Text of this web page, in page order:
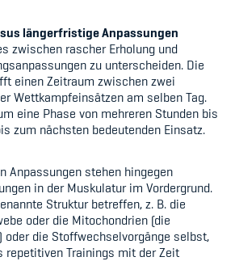
Partner
längerfristige Anpassungen
zwischen rascher Erholung und
zu unterscheiden. Die
einen Zeitraum zwischen zwei
Wettkampfeinsätzen am selben Tag.
eine Phase von mehreren Stunden bis
zum nächsten bedeutenden Einsatz.
Anpassungen stehen hingegen
in der Muskulatur im Vordergrund.
Struktur betreffen, z. B. die
oder die Mitochondrien (die
oder die Stoffwechselvorgänge selbst,
repetitiven Trainings mit der Zeit